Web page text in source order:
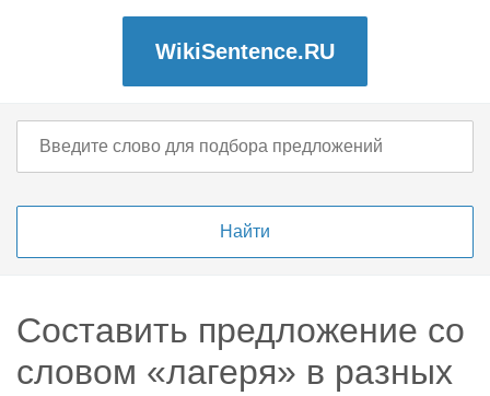
WikiSentence.RU
Составить предложение со
словом «лагеря» в разных